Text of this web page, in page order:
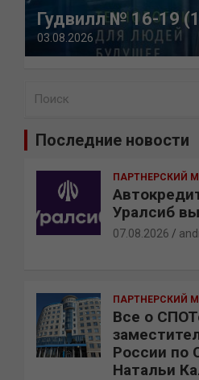
Гудвилл № 16-19
03.08.2026
Последние новости
ПАРТНЕРСКИЙ
Уралсиб
07.08.2026
ПАРТНЕРСКИЙ
Все о
России по
Натальи